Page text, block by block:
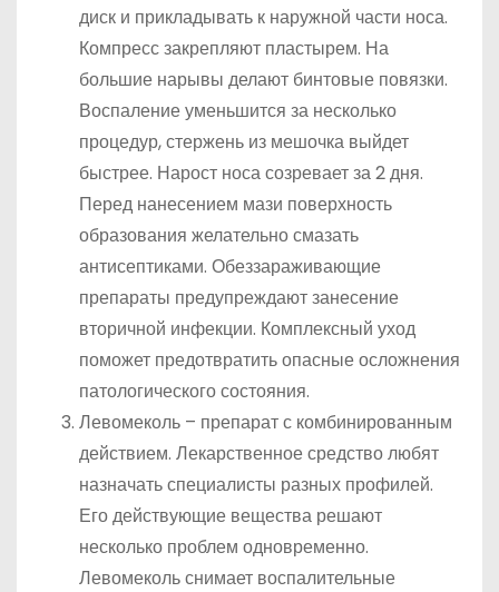
диск и прикладывать к наружной части носа.
Компресс закрепляют пластырем. На
большие нарывы делают бинтовые повязки.
Воспаление уменьшится за несколько
процедур, стержень из мешочка выйдет
быстрее. Нарост носа созревает за 2 дня.
Перед нанесением мази поверхность
образования желательно смазать
антисептиками. Обеззараживающие
препараты предупреждают занесение
вторичной инфекции. Комплексный уход
поможет предотвратить опасные осложнения
патологического состояния.
Левомеколь – препарат с комбинированным
действием. Лекарственное средство любят
назначать специалисты разных профилей.
Его действующие вещества решают
несколько проблем одновременно.
Левомеколь снимает воспалительные